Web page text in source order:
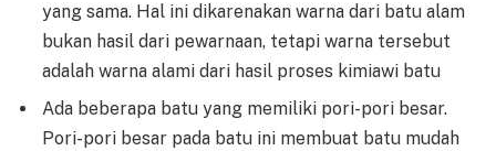
yang sama. Hal ini dikarenakan warna dari batu alam
bukan hasil dari pewarnaan, tetapi warna tersebut
adalah warna alami dari hasil proses kimiawi batu
Ada beberapa batu yang memiliki pori-pori besar.
Pori-pori besar pada batu ini membuat batu mudah